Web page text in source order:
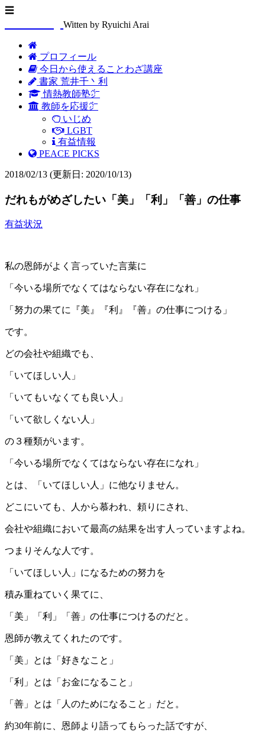
☰
Witten by Ryuichi Arai
プロフィール
今日から使えることわざ講座
書家 荒井千丶利
情熱教師塾㌻
教師を応援㌻
いじめ
LGBT
有益情報
PEACE PICKS
2018/02/13 (更新日: 2020/10/13)
だれもがめざしたい「美」「利」「善」の仕事
有益状況
私の恩師がよく言っていた言葉に
「今いる場所でなくてはならない存在になれ」
「努力の果てに『美』『利』『善』の仕事につける」
です。
どの会社や組織でも、
「いてほしい人」
「いてもいなくても良い人」
「いて欲しくない人」
の３種類がいます。
「今いる場所でなくてはならない存在になれ」
とは、「いてほしい人」に他なりません。
どこにいても、人から慕われ、頼りにされ、
会社や組織において最高の結果を出す人っていますよね。
つまりそんな人です。
「いてほしい人」になるための努力を
積み重ねていく果てに、
「美」「利」「善」の仕事につけるのだと。
恩師が教えてくれたのです。
「美」とは「好きなこと」
「利」とは「お金になること」
「善」とは「人のためになること」だと。
約30年前に、恩師より語ってもらった話ですが、